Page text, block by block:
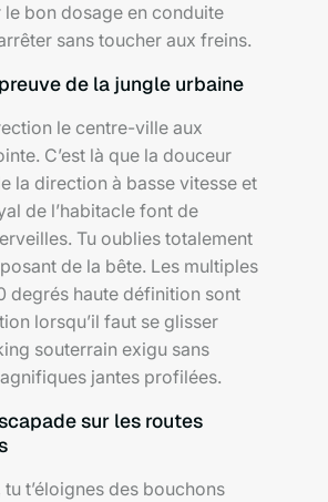
bon dosage en conduite
sans toucher aux freins.
de la jungle urbaine
le centre-ville aux
C’est là que la douceur
la direction à basse vitesse et
de l’habitacle font de
Tu oublies totalement
de la bête. Les multiples
degrés haute définition sont
lorsqu’il faut se glisser
souterrain exigu sans
jantes profilées.
sur les routes
t’éloignes des bouchons